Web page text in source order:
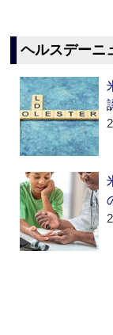
ヘルスデーニ